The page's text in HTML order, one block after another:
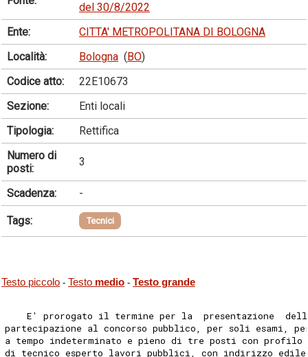
del 30/8/2022
Ente:
CITTA' METROPOLITANA DI BOLOGNA
Località:
Bologna (BO)
Codice atto:
22E10673
Sezione:
Enti locali
Tipologia:
Rettifica
Numero di
posti:
3
Scadenza: -
Tags: Tecnici
Testo piccolo - Testo medio - Testo grande
E' prorogato il termine per la  presentazione
partecipazione al concorso pubblico, per soli esami,
a tempo indeterminato e pieno di tre posti con profilo
di tecnico esperto lavori pubblici, con indirizzo